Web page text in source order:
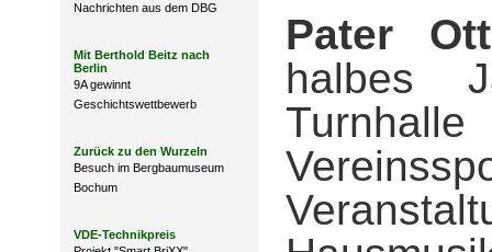
Nachrichten aus dem DBG
Mit Berthold Beitz nach
Berlin
9A gewinnt
Geschichtswettbewerb
Zurück zu den Wurzeln
Besuch im Bergbaumuseum
Bochum
VDE-Technikpreis
Pater
halbes